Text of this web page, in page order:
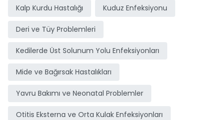
Kalp Kurdu Hastalığı Kuduz Enfeksiyonu
Deri ve Tüy Problemleri
Kedilerde Üst Solunum Yolu Enfeksiyonları
Mide ve Bağırsak Hastalıkları
Yavru Bakımı ve Neonatal Problemler
Otitis Eksterna ve Orta Kulak Enfeksiyonları